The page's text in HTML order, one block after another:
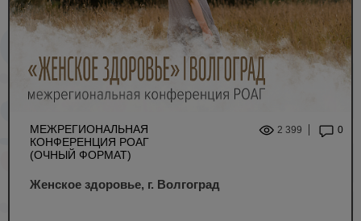
МЕЖРЕГИОНАЛЬНАЯ
КОНФЕРЕНЦИЯ РОАГ
(ОЧНЫЙ ФОРМАТ)
2 399 0
Женское здоровье, г. Волгоград